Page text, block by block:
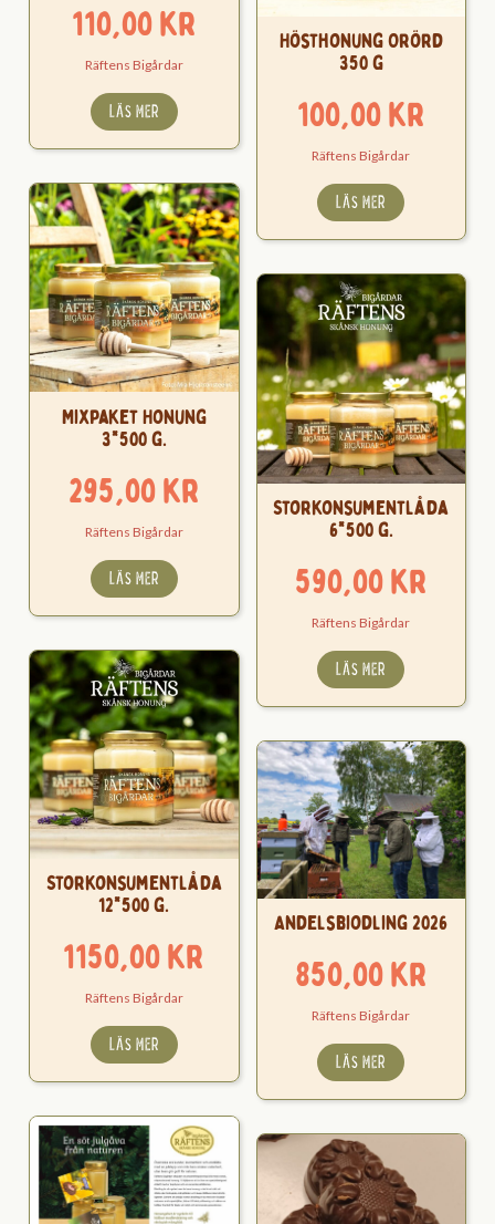
110,00kr
Räftens Bigårdar
LÄS MER
Hösthonung Orörd
350 g
100,00kr
Räftens Bigårdar
LÄS MER
Mixpaket Honung
3*500 g.
295,00kr
Räftens Bigårdar
LÄS MER
Storkonsumentlåda
6*500 g.
590,00kr
Räftens Bigårdar
LÄS MER
Storkonsumentlåda
12*500 g.
1150,00kr
Räftens Bigårdar
LÄS MER
Andelsbiodling 2026
850,00kr
Räftens Bigårdar
LÄS MER